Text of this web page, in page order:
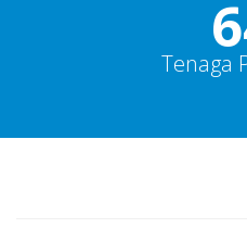
Tenaga